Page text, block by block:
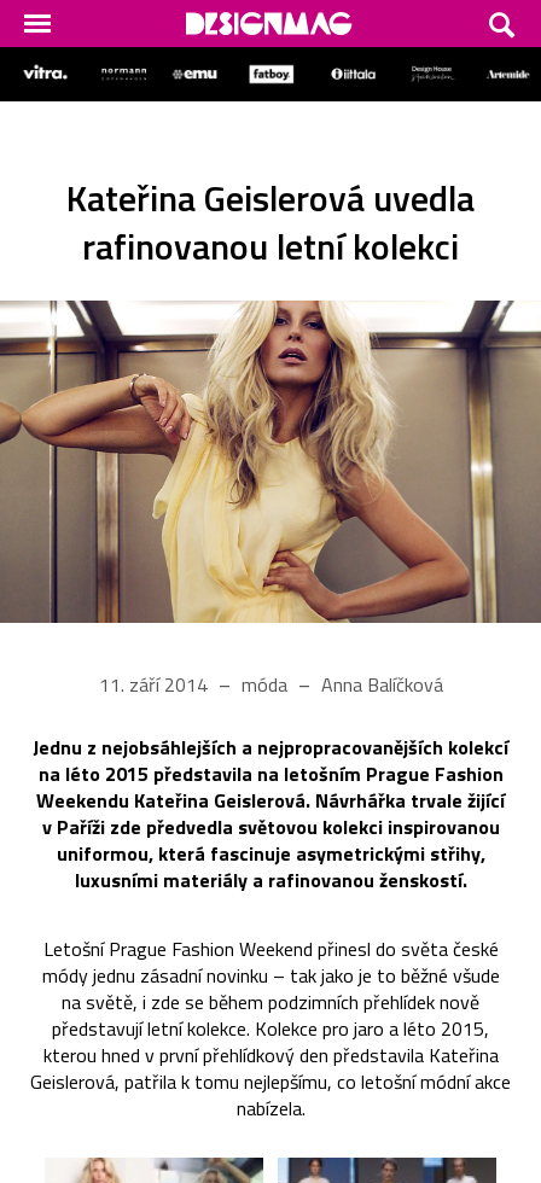
Kateřina Geislerová uvedla
rafinovanou letní kolekci
11. září 2014 móda Anna Balíčková
Jednu z nejobsáhlejších a nejpropracovanějších kolekcí
na léto 2015 představila na letošním Prague Fashion
Weekendu Kateřina Geislerová. Návrhářka trvale žijící
v Paříži zde předvedla světovou kolekci inspirovanou
uniformou, která fascinuje asymetrickými střihy,
luxusními materiály a rafinovanou ženskostí.
Letošní Prague Fashion Weekend přinesl do světa české
módy jednu zásadní novinku – tak jako je to běžné všude
na světě, i zde se během podzimních přehlídek nově
představují letní kolekce. Kolekce pro jaro a léto 2015,
kterou hned v první přehlídkový den představila Kateřina
Geislerová, patřila k tomu nejlepšímu, co letošní módní akce
nabízela.